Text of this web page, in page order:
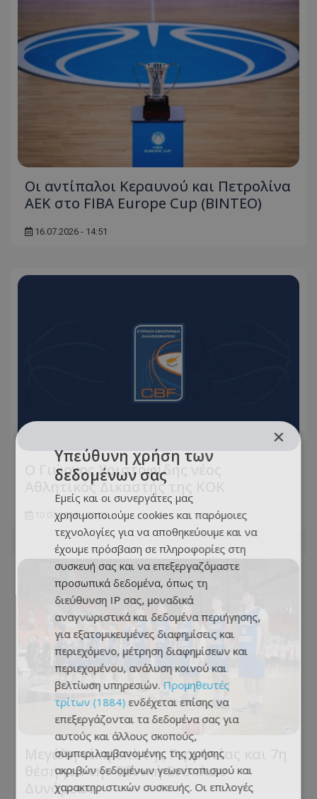
Οι αντίπαλοι Κεραυνού και Πετρολίνα
ΑΕΚ στο FIBA Europe Cup (ΒΙΝΤΕΟ)
16.07.2026 - 14:51
Ο Γιώργος Χριστοφίδης νέος
Αθλητικός Δικαστής της ΚΟΚ
10.07.2026 - 00:55
Μεγάλη νίκη επί της Γερμανίας και 7η
θέση για την Εθνική Ενόπλων
Δυνάμεων
×
Υπεύθυνη χρήση των
δεδομένων σας
Εμείς και οι συνεργάτες μας
χρησιμοποιούμε cookies και παρόμοιες
τεχνολογίες για να αποθηκεύουμε και να
έχουμε πρόσβαση σε πληροφορίες στη
συσκευή σας και να επεξεργαζόμαστε
προσωπικά δεδομένα, όπως τη
διεύθυνση IP σας, μοναδικά
αναγνωριστικά και δεδομένα περιήγησης,
για εξατομικευμένες διαφημίσεις και
περιεχόμενο, μέτρηση διαφημίσεων και
περιεχομένου, ανάλυση κοινού και
βελτίωση υπηρεσιών. Προμηθευτές
τρίτων (1884) ενδέχεται επίσης να
επεξεργάζονται τα δεδομένα σας για
αυτούς και άλλους σκοπούς,
συμπεριλαμβανομένης της χρήσης
ακριβών δεδομένων γεωεντοπισμού και
χαρακτηριστικών συσκευής. Οι επιλογές